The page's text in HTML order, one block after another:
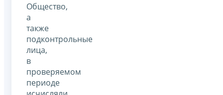
Общество,
а
также
подконтрольные
лица,
в
проверяемом
периоде